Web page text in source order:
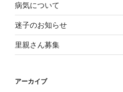
病気について
迷子のお知らせ
里親さん募集
アーカイブ